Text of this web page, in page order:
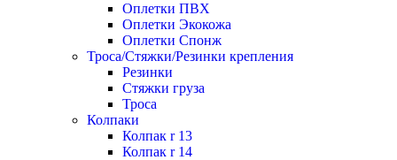
Оплетки ПВХ
Оплетки Экокожа
Оплетки Спонж
Троса/Стяжки/Резинки крепления
Резинки
Стяжки груза
Троса
Колпаки
Колпак r 13
Колпак r 14